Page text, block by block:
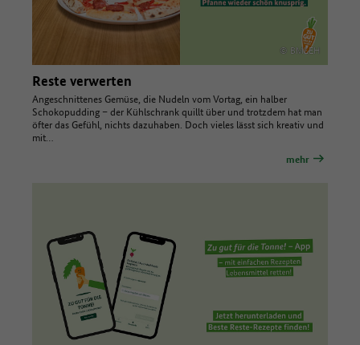
© BMLEH
Reste verwerten
Angeschnittenes Gemüse, die Nudeln vom Vortag, ein halber
Schokopudding – der Kühlschrank quillt über und trotzdem hat man
öfter das Gefühl, nichts dazuhaben. Doch vieles lässt sich kreativ und
mit…
mehr